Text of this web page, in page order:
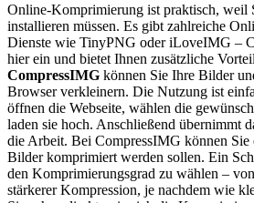
Online-Komprimierung ist praktisch, weil
installieren müssen. Es gibt zahlreiche
Dienste wie TinyPNG oder iLoveIMG –
hier ein und bietet Ihnen zusätzliche
CompressIMG können Sie Ihre Bilder
Browser verkleinern. Die Nutzung ist
öffnen die Webseite, wählen die
laden sie hoch. Anschließend übernimmt
die Arbeit. Bei CompressIMG können Sie
Bilder komprimiert werden sollen. Ein
den Komprimierungsgrad zu wählen –
stärkerer Kompression, je nachdem wie